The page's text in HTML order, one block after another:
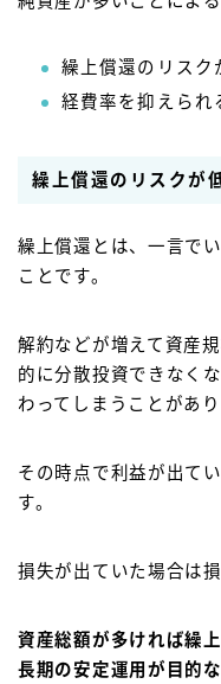
繰上償還のリスク
経費率を抑えられ
繰上償還のリスクが
繰上償還とは、一言で
ことです。
解約などが増えて資産
的に分散投資できなく
わってしまうことがあり
その時点で利益が出て
す。
損失が出ていた場合は
資産総額が多ければ繰
長期の安定運用が目的